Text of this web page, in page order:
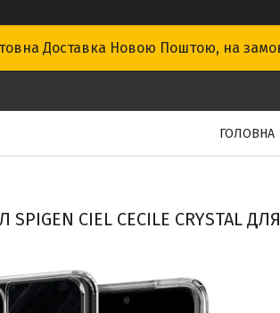
Доставка Новою Поштою, на
ГОЛОВНА
CIEL CECILE CRYSTAL